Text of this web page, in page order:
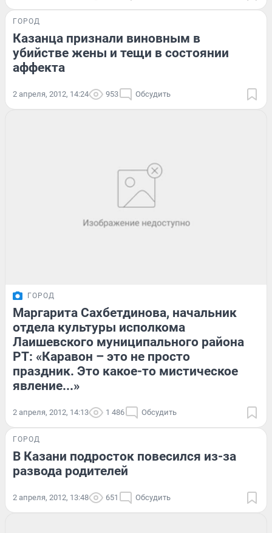
ГОРОД
Казанца признали виновным в
убийстве жены и тещи в состоянии
аффекта
2 апреля, 2012, 14:24 953 Обсудить
ГОРОД
Маргарита Сахбетдинова, начальник
отдела культуры исполкома
Лаишевского муниципального района
РТ: «Каравон – это не просто
праздник. Это какое-то мистическое
явление...»
2 апреля, 2012, 14:13 1 486 Обсудить
ГОРОД
В Казани подросток повесился из-за
развода родителей
2 апреля, 2012, 13:48 651 Обсудить